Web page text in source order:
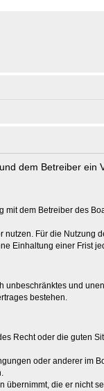
dem Betreiber
dem Betreiber des
Für die Nutzung
Einhaltung einer Frist
und
bestehen.
Recht oder die guten
oder anderer im
die er nicht